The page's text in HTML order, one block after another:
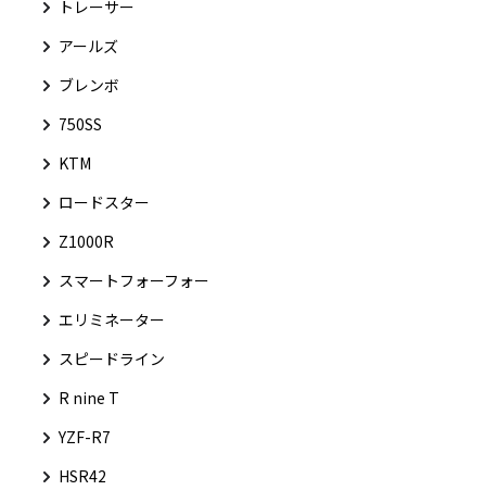
トレーサー
アールズ
ブレンボ
750SS
KTM
ロードスター
Z1000R
スマートフォーフォー
エリミネーター
スピードライン
R nine T
YZF-R7
HSR42